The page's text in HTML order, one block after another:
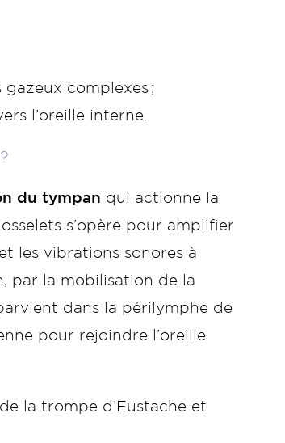
complexes ;
l’oreille interne.
du tympan qui actionne la
s’opère pour amplifier
les vibrations sonores à
par la mobilisation de la
dans la périlymphe de
pour rejoindre l’oreille
la trompe d’Eustache et